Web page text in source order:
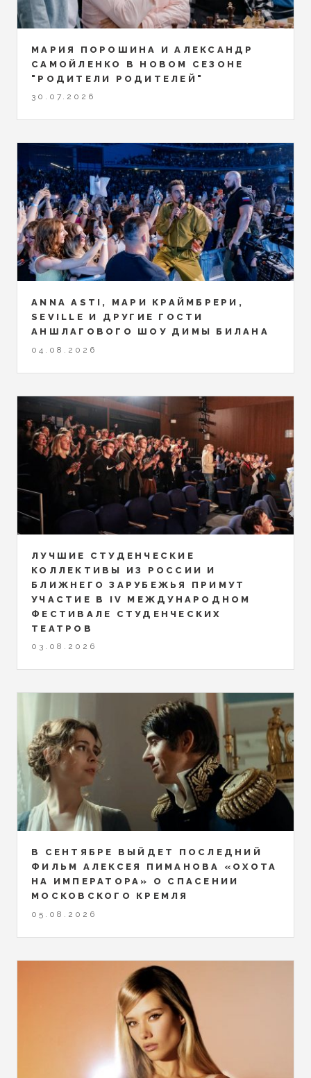
МАРИЯ ПОРОШИНА И АЛЕКСАНДР
САМОЙЛЕНКО В НОВОМ СЕЗОНЕ
"РОДИТЕЛИ РОДИТЕЛЕЙ"
30.07.2026
ANNA ASTI, МАРИ КРАЙМБРЕРИ,
SEVILLE И ДРУГИЕ ГОСТИ
АНШЛАГОВОГО ШОУ ДИМЫ БИЛАНА
04.08.2026
ЛУЧШИЕ СТУДЕНЧЕСКИЕ
КОЛЛЕКТИВЫ ИЗ РОССИИ И
БЛИЖНЕГО ЗАРУБЕЖЬЯ ПРИМУТ
УЧАСТИЕ В IV МЕЖДУНАРОДНОМ
ФЕСТИВАЛЕ СТУДЕНЧЕСКИХ
ТЕАТРОВ
03.08.2026
В СЕНТЯБРЕ ВЫЙДЕТ ПОСЛЕДНИЙ
ФИЛЬМ АЛЕКСЕЯ ПИМАНОВА «ОХОТА
НА ИМПЕРАТОРА» О СПАСЕНИИ
МОСКОВСКОГО КРЕМЛЯ
05.08.2026